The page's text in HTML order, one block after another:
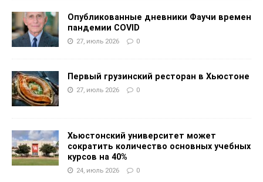
Опубликованные дневники Фаучи времен
пандемии COVID
27, июль 2026 0
Первый грузинский ресторан в Хьюстоне
27, июль 2026 0
Хьюстонский университет может
сократить количество основных учебных
курсов на 40%
24, июль 2026 0